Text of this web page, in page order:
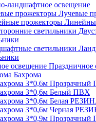
ландшафтное освещение
Лучевые
Праздничное
Бахрома
3*0,6м
3*0,6м Белый ПВХ
3*0,6м Белая
3*0,6м Черная
3*0,9м